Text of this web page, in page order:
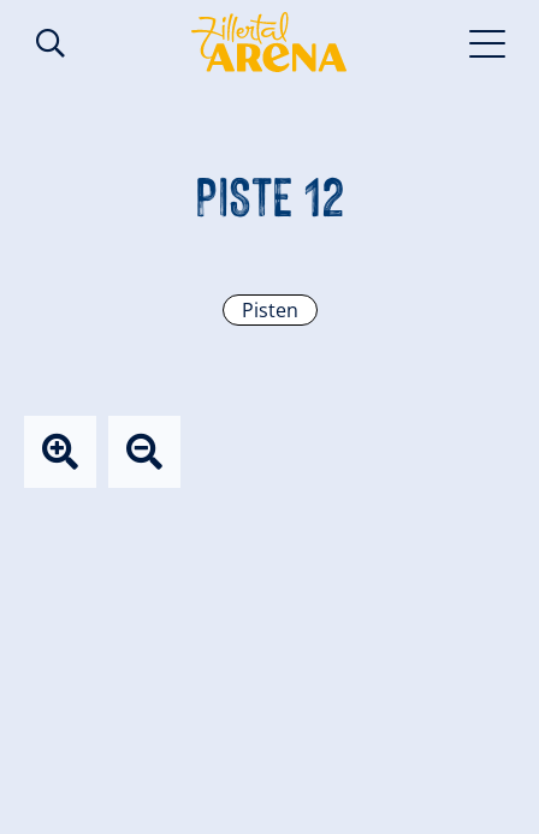
PISTE 12
Pisten